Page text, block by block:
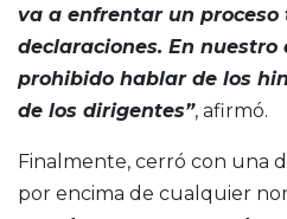
va a enfrentar un proceso
declaraciones. En
prohibido hablar de los
de los dirigentes”, afirmó.
Finalmente, cerró con una
por encima de cualquier